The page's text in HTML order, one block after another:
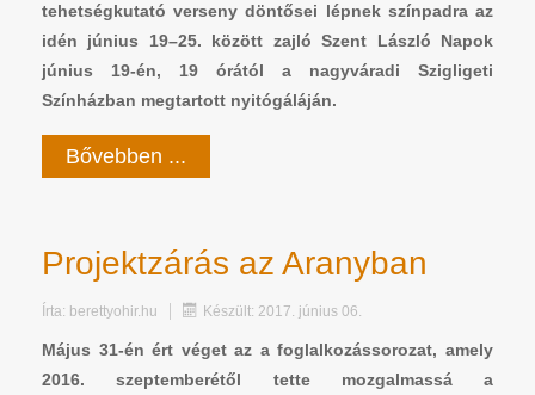
tehetségkutató verseny döntősei lépnek színpadra az
idén június 19–25. között zajló Szent László Napok
június 19-én, 19 órától a nagyváradi Szigligeti
Színházban megtartott nyitógáláján.
Bővebben ...
Projektzárás az Aranyban
Írta: berettyohir.hu Készült: 2017. június 06.
Május 31-én ért véget az a foglalkozássorozat, amely
2016. szeptemberétől tette mozgalmassá a